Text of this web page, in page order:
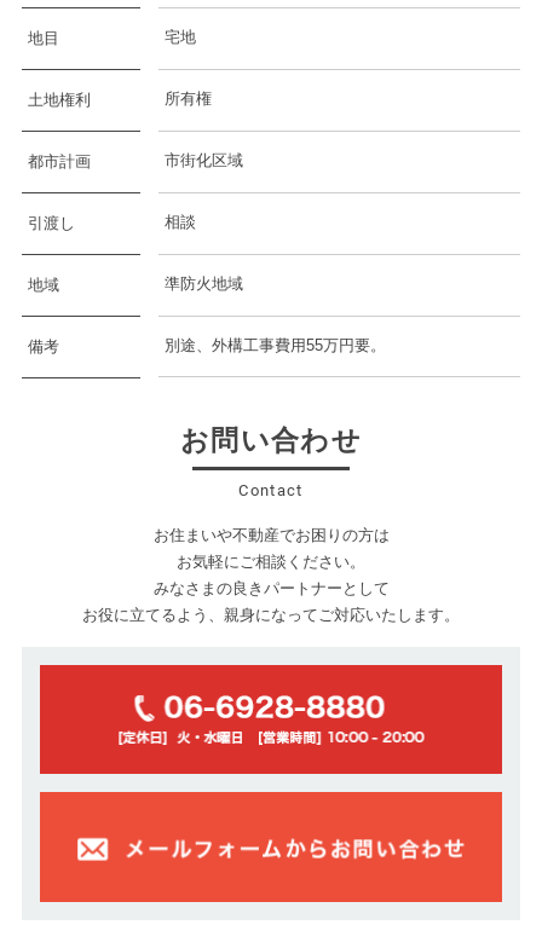
地目 宅地
土地権利 所有権
都市計画 市街化区域
引渡し 相談
地域 準防火地域
備考 別途、外構工事費用55万円要。
お問い合わせ
Contact
お住まいや不動産でお困りの方は
お気軽にご相談ください。
みなさまの良きパートナーとして
お役に立てるよう、親身になってご対応いたします。